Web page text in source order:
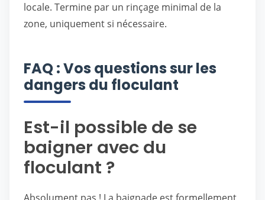
locale. Termine par un rinçage minimal de la
zone, uniquement si nécessaire.
FAQ : Vos questions sur les
dangers du floculant
Est-il possible de se
baigner avec du
floculant ?